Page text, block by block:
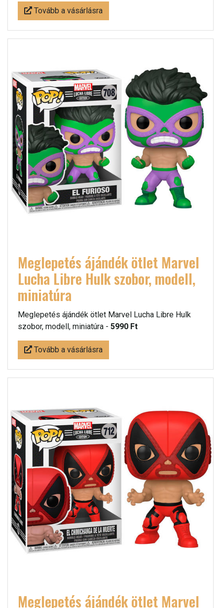
Tovább a vásárlásra
Meglepetés ájándék ötlet Marvel
Lucha Libre Hulk szobor, modell,
miniatúra
Meglepetés ájándék ötlet Marvel Lucha Libre Hulk
szobor, modell, miniatúra - 5990 Ft
Tovább a vásárlásra
Meglepetés ájándék ötlet Marvel